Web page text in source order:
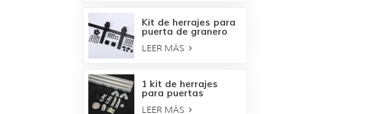
Kit de herrajes para
puerta de granero
Bent Strap-Oil
bronce
LEER MÁS
1 kit de herrajes
para puertas
corredizas
LEER MÁS